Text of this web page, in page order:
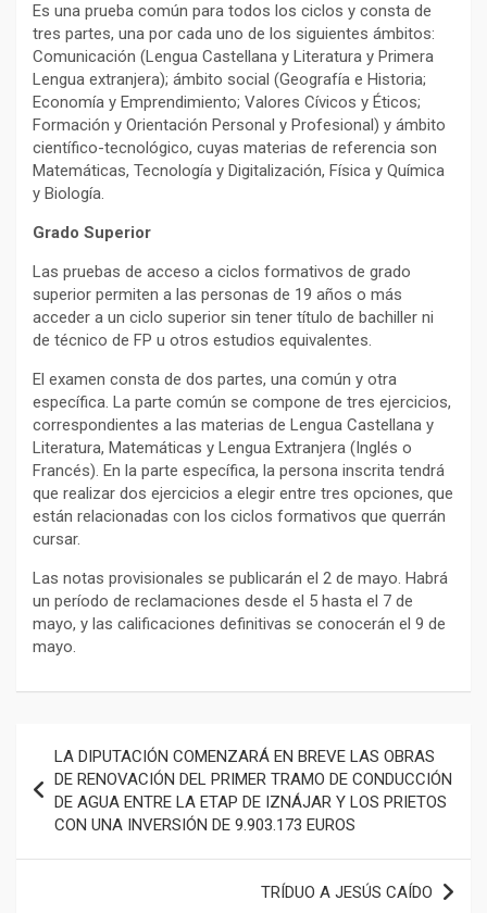
Es una prueba común para todos los ciclos y consta de
tres partes, una por cada uno de los siguientes ámbitos:
Comunicación (Lengua Castellana y Literatura y Primera
Lengua extranjera); ámbito social (Geografía e Historia;
Economía y Emprendimiento; Valores Cívicos y Éticos;
Formación y Orientación Personal y Profesional) y ámbito
científico-tecnológico, cuyas materias de referencia son
Matemáticas, Tecnología y Digitalización, Física y Química
y Biología.
Grado Superior
Las pruebas de acceso a ciclos formativos de grado
superior permiten a las personas de 19 años o más
acceder a un ciclo superior sin tener título de bachiller ni
de técnico de FP u otros estudios equivalentes.
El examen consta de dos partes, una común y otra
específica. La parte común se compone de tres ejercicios,
correspondientes a las materias de Lengua Castellana y
Literatura, Matemáticas y Lengua Extranjera (Inglés o
Francés). En la parte específica, la persona inscrita tendrá
que realizar dos ejercicios a elegir entre tres opciones, que
están relacionadas con los ciclos formativos que querrán
cursar.
Las notas provisionales se publicarán el 2 de mayo. Habrá
un período de reclamaciones desde el 5 hasta el 7 de
mayo, y las calificaciones definitivas se conocerán el 9 de
mayo.
Navegación
de
entradas
LA DIPUTACIÓN COMENZARÁ EN BREVE LAS OBRAS
DE RENOVACIÓN DEL PRIMER TRAMO DE CONDUCCIÓN
DE AGUA ENTRE LA ETAP DE IZNÁJAR Y LOS PRIETOS
CON UNA INVERSIÓN DE 9.903.173 EUROS
TRÍDUO A JESÚS CAÍDO